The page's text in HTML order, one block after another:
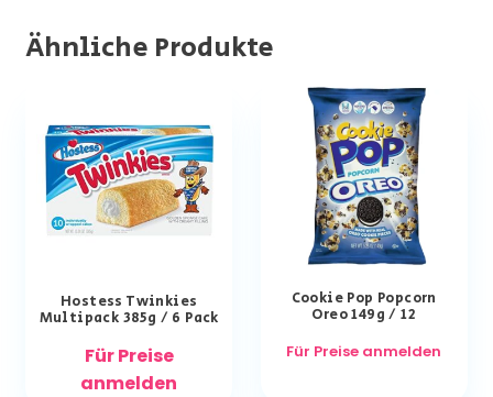
Ähnliche Produkte
Hostess Twinkies
Multipack 385g / 6 Pack
Für Preise
anmelden
Cookie Pop Popcorn
Oreo 149g / 12
Für Preise anmelden